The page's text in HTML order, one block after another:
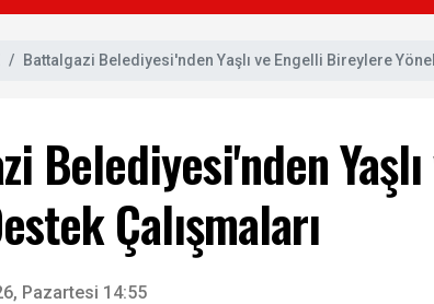
Battalgazi Belediyesi'nden Yaşlı ve Engelli Bireylere
Belediyesi'nden
Çalışmaları
Pazartesi 14:55